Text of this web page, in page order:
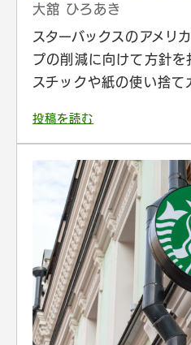
大舘 ひろあき
スターバックスのアメリ
プの削減に向けて方針を
スチックや紙の使い捨
投稿を読む